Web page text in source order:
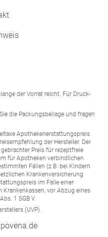
der Vorrat reicht. Für Druck-
die Packungsbeilage und fragen
Apothekenerstattungspreis
der Hersteller. Der
Preis für rezeptfreie
für Apotheken verbindlichen
Fällen (z.B. bei Kindern
Krankenversicherung
im Falle einer
vor Abzug eines
1 SGB V.
(UVP).